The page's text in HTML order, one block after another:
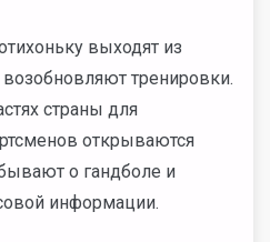
выходят из
возобновляют тренировки.
страны для
открываются
о гандболе и
информации.